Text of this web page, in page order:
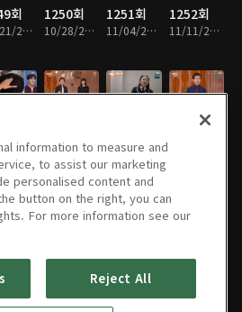
회
10/21/2023 • 58분
1250회
10/28/2023 • 55분
1251회
11/04/2023 • 58분
1252회
11/11/2023 • 57분
1258회
회 1262회 1263회 1264회
information to measure and
to assist our marketing
personalised content and
button on the right, you can
For more information see our
Reject All